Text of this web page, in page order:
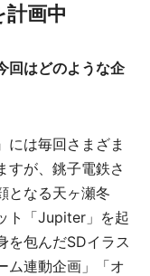
画中
はどのような企
には毎回さまざま
すが、銚子電鉄さ
となる天ヶ瀬冬
ト「Jupiter」を起
を包んだSDイラス
ム連動企画」「オ